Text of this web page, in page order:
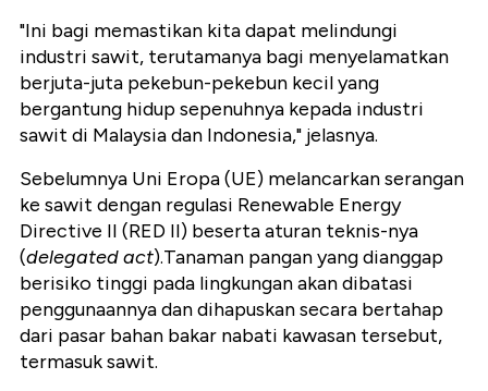
"Ini bagi memastikan kita dapat melindungi
industri sawit, terutamanya bagi menyelamatkan
berjuta-juta pekebun-pekebun kecil yang
bergantung hidup sepenuhnya kepada industri
sawit di Malaysia dan Indonesia," jelasnya.
Sebelumnya Uni Eropa (UE) melancarkan serangan
ke sawit dengan regulasi Renewable Energy
Directive II (RED II) beserta aturan teknis-nya
(delegated act).Tanaman pangan yang dianggap
berisiko tinggi pada lingkungan akan dibatasi
penggunaannya dan dihapuskan secara bertahap
dari pasar bahan bakar nabati kawasan tersebut,
termasuk sawit.